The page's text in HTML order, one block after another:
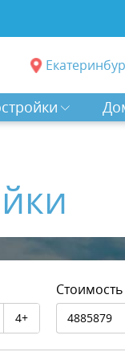
4+
Стоимость